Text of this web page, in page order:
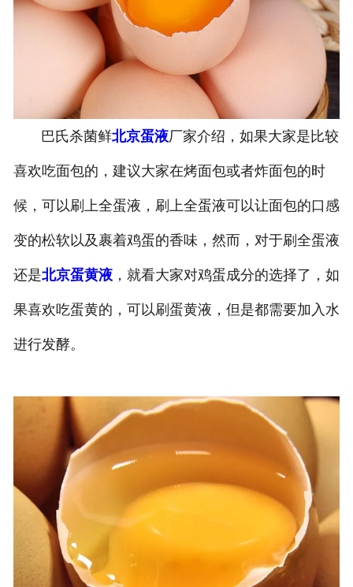
招商加盟
巴氏杀菌鲜北京蛋液厂家介绍，如果大家是比较
喜欢吃面包的，建议大家在烤面包或者炸面包的时
候，可以刷上全蛋液，刷上全蛋液可以让面包的口感
变的松软以及裹着鸡蛋的香味，然而，对于刷全蛋液
还是北京蛋黄液，就看大家对鸡蛋成分的选择了，如
果喜欢吃蛋黄的，可以刷蛋黄液，但是都需要加入水
进行发酵。